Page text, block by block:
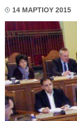
14 ΜΑΡΤΙΟΥ 2015